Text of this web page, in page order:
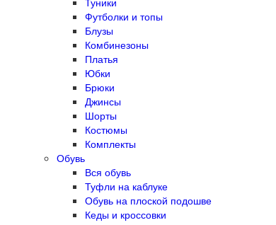
Футболки и топы
Блузы
Комбинезоны
Платья
Юбки
Брюки
Джинсы
Шорты
Костюмы
Комплекты
Обувь
Вся обувь
Туфли на каблуке
Обувь на плоской подошве
Кеды и кроссовки